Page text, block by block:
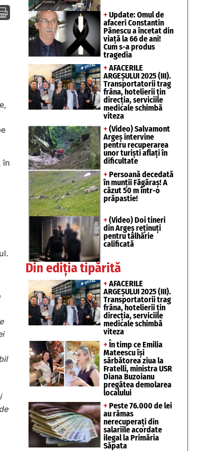
în
+ Update: Omul de
afaceri Constantin
Pănescu a încetat din
viață la 66 de ani!
Cum s-a produs
tragedia
+ AFACERILE
ARGEȘULUI 2025 (III).
Transportatorii trag
frâna, hotelierii țin
direcția, serviciile
medicale schimbă
viteza
+ (Video) Salvamont
Argeș intervine
pentru recuperarea
unor turişti aflaţi în
dificultate
+ Persoană decedată
în munții Făgăraș! A
căzut 50 m într-o
prăpastie!
+ (Video) Doi tineri
din Argeș reținuți
pentru tâlhărie
calificată
Din ediția tipărită
+ AFACERILE
ARGEȘULUI 2025 (III).
Transportatorii trag
frâna, hotelierii țin
direcția, serviciile
medicale schimbă
viteza
+ În timp ce Emilia
Mateescu își
sărbătorea ziua la
Fratelli, ministra USR
Diana Buzoianu
pregătea demolarea
localului
+ Peste 76.000 de lei
au rămas
nerecuperați din
salariile acordate
ilegal la Primăria
Săpata